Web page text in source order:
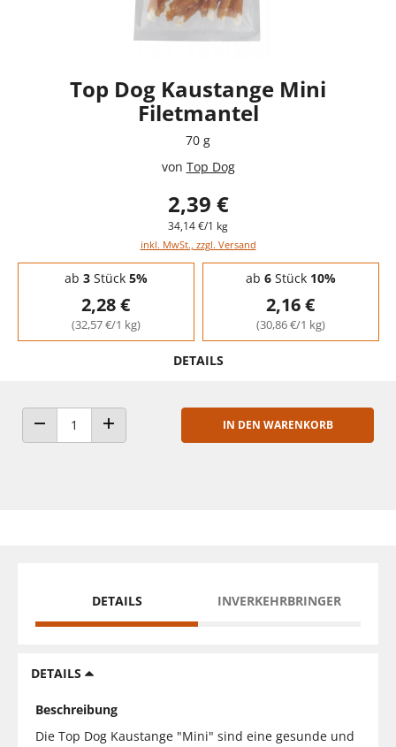
Top Dog Kaustange Mini
Filetmantel
70 g
von Top Dog
2,39 €
34,14 €/1 kg
inkl. MwSt., zzgl. Versand
Staffelpreise - Mengenrabatt
ab 3Stück 5%
2,28 €
(32,57 €/1 kg)
ab 6Stück 10%
2,16 €
(30,86 €/1 kg)
DETAILS
ANZAHL VERRINGERNANZAHL ERHÖHEN
IN DEN WARENKORB
DETAILS INVERKEHRBRINGER
DETAILS
Beschreibung
Die Top Dog Kaustange "Mini" sind eine gesunde und